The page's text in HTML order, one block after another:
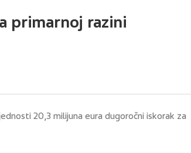
primarnoj razini
20,3 milijuna eura dugoročni iskorak za